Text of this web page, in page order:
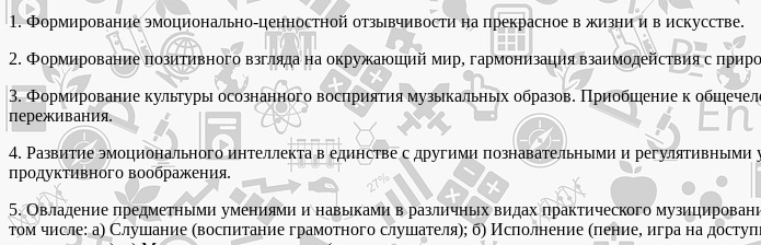
1. Формирование эмоционально-ценностной отзывчивости на прекрасное в жизни и в искусстве.
2. Формирование позитивного взгляда на окружающий мир, гармонизация взаимодействия с
3. Формирование культуры осознанного восприятия музыкальных образов. Приобщение к
переживания.
4. Развитие эмоционального интеллекта в единстве с другими познавательными и
продуктивного воображения.
5. Овладение предметными умениями и навыками в различных видах практического
том числе: а) Слушание (воспитание грамотного слушателя); б) Исполнение (пение, игра на